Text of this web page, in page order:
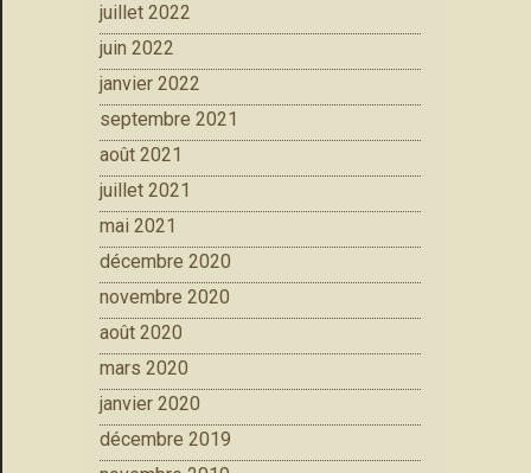
juillet 2022
juin 2022
janvier 2022
septembre 2021
août 2021
juillet 2021
mai 2021
décembre 2020
novembre 2020
août 2020
mars 2020
janvier 2020
décembre 2019